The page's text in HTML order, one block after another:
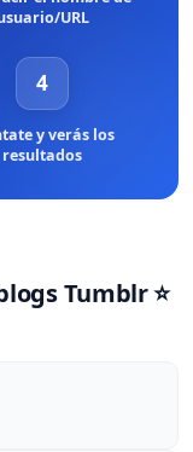
URL
4
y verás los
resultados
Tumblr⭐